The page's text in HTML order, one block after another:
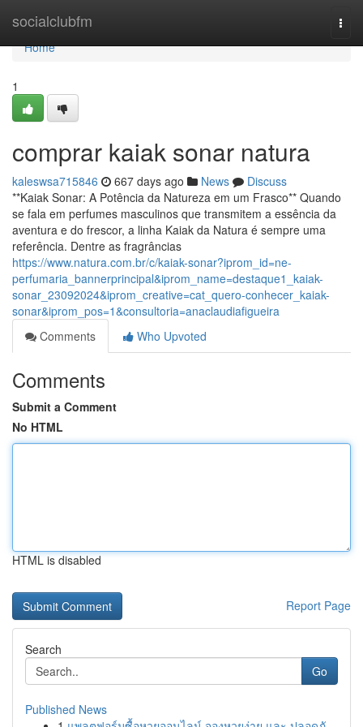
socialclubfm
Home
Home
1
comprar kaiak sonar natura
kaleswsa715846 667 days ago News
Discuss
**Kaiak Sonar: A Potência da Natureza em um Frasco** Quando
se fala em perfumes masculinos que transmitem a essência da
aventura e do frescor, a linha Kaiak da Natura é sempre uma
referência. Dentre as fragrâncias
https://www.natura.com.br/c/kaiak-sonar?iprom_id=ne-
perfumaria_bannerprincipal&iprom_name=destaque1_kaiak-
sonar_23092024&iprom_creative=cat_quero-conhecer_kaiak-
sonar&iprom_pos=1&consultoria=anaclaudiafigueira
Comments
Who Upvoted
Comments
Submit a Comment
No HTML
HTML is disabled
Report Page
Search
Go
Published News